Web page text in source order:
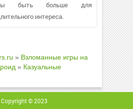
быть больше для
интереса.
» Взломанные игры на
» Казуальные
Copyright © 2023